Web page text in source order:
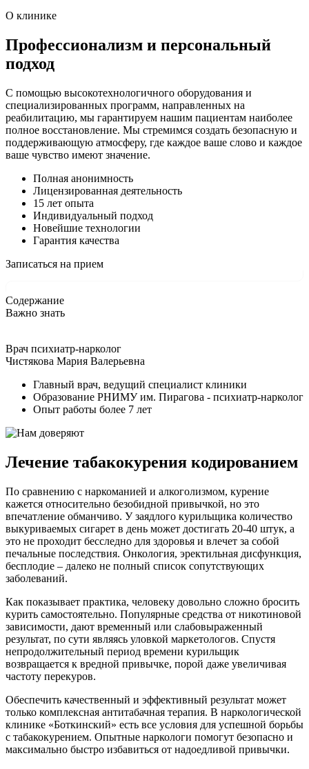
О клинике
Профессионализм и персональный
подход
С помощью высокотехнологичного оборудования и
специализированных программ, направленных на
реабилитацию, мы гарантируем нашим пациентам наиболее
полное восстановление. Мы стремимся создать безопасную и
поддерживающую атмосферу, где каждое ваше слово и каждое
ваше чувство имеют значение.
Полная анонимность
Лицензированная деятельность
15 лет опыта
Индивидуальный подход
Новейшие технологии
Гарантия качества
Записаться на прием
Содержание
Важно знать
Врач психиатр-нарколог
Чистякова Мария Валерьевна
Главный врач, ведущий специалист клиники
Образование РНИМУ им. Пирагова - психиатр-нарколог
Опыт работы более 7 лет
Лечение табакокурения кодированием
По сравнению с наркоманией и алкоголизмом, курение
кажется относительно безобидной привычкой, но это
впечатление обманчиво. У заядлого курильщика количество
выкуриваемых сигарет в день может достигать 20-40 штук, а
это не проходит бесследно для здоровья и влечет за собой
печальные последствия. Онкология, эректильная дисфункция,
бесплодие – далеко не полный список сопутствующих
заболеваний.
Как показывает практика, человеку довольно сложно бросить
курить самостоятельно. Популярные средства от никотиновой
зависимости, дают временный или слабовыраженный
результат, по сути являясь уловкой маркетологов. Спустя
непродолжительный период времени курильщик
возвращается к вредной привычке, порой даже увеличивая
частоту перекуров.
Обеспечить качественный и эффективный результат может
только комплексная антитабачная терапия. В наркологической
клинике «Боткинский» есть все условия для успешной борьбы
с табакокурением. Опытные наркологи помогут безопасно и
максимально быстро избавиться от надоедливой привычки.